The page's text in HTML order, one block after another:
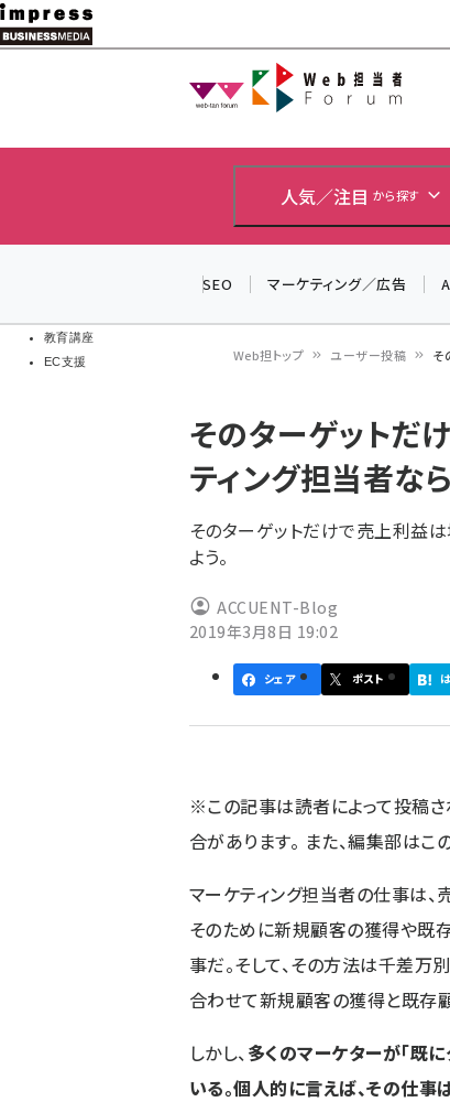
メ
イ
教育講座
EC支援
Web
人気／注目 から探す
SEO マーケティング／広告
ン
く
ず
Web担トップ ユーザー投稿 そ
そのターゲットだ
ティング担当者な
そのターゲットだけで売上利益
よう。
ACCUENT-Blog
2019年3月8日 19:02
シェア ポスト
※この記事は読者によって投稿
合があります。 また、編集部は
マーケティング担当者の仕事は、
そのために新規顧客の獲得や既
事だ。そして、その方法は千差万
合わせて新規顧客の獲得と既存
しかし、多くのマーケターが「既
いる。個人的に言えば、その仕